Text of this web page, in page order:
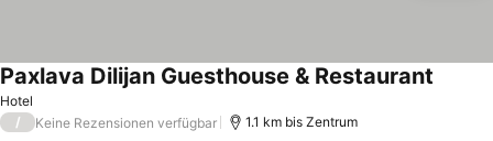
Hotel
Paxlava Dilijan Guesthouse & Restaurant
/ Keine Rezensionen verfügbar 1.1 km bis Zentrum